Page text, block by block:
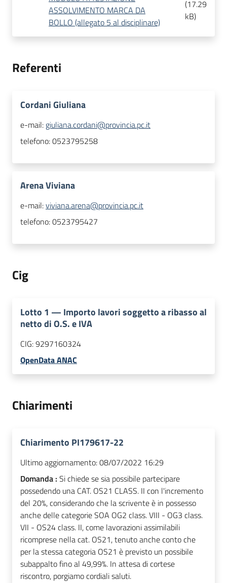
ASSOLVIMENTO MARCA DA
BOLLO (allegato 5 al disciplinare)
(17.29
kB)
Referenti
Cordani Giuliana
e-mail: giuliana.cordani@provincia.pc.it
telefono:0523795258
Arena Viviana
e-mail:viviana.arena@provincia.pc.it
telefono:0523795427
Cig
Lotto 1 — Importo lavori soggetto a ribasso al
netto di O.S. e IVA
CIG:9297160324
OpenData ANAC
Chiarimenti
Chiarimento PI179617-22
Ultimo aggiornamento:08/07/2022 16:29
Domanda : Si chiede se sia possibile partecipare
possedendo una CAT. OS21 CLASS. II con l'incremento
del 20%, considerando che la scrivente è in possesso
anche delle categorie SOA OG2 class. VIII - OG3 class.
VII - OS24 class. II, come lavorazioni assimilabili
ricomprese nella cat. OS21, tenuto anche conto che
per la stessa categoria OS21 è previsto un possibile
subappalto fino al 49,99%. In attesa di cortese
riscontro, porgiamo cordiali saluti.